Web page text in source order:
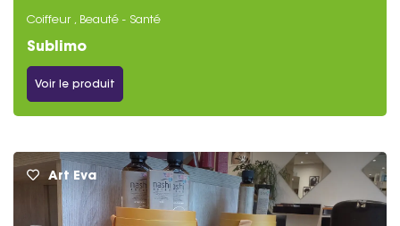
Coiffeur , Beauté - Santé
Sublimo
Voir le produit
Art Eva